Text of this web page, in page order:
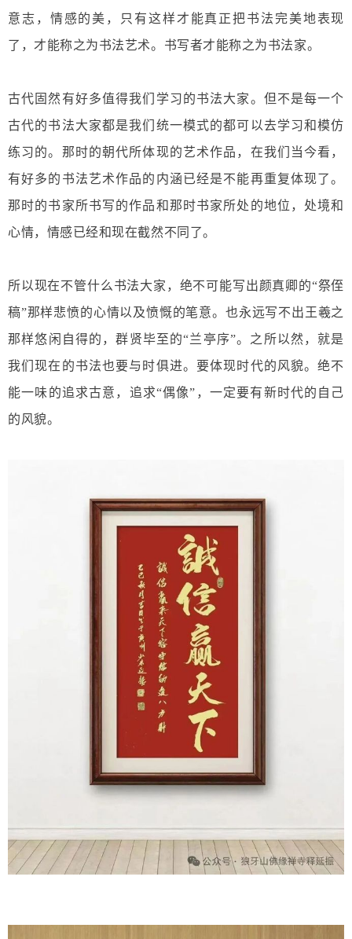
意志，情感的美，只有这样才能真正把书法完美地表现
了，才能称之为书法艺术。书写者才能称之为书法家。
古代固然有好多值得我们学习的书法大家。但不是每一个
古代的书法大家都是我们统一模式的都可以去学习和模仿
练习的。那时的朝代所体现的艺术作品，在我们当今看，
有好多的书法艺术作品的内涵已经是不能再重复体现了。
那时的书家所书写的作品和那时书家所处的地位，处境和
心情，情感已经和现在截然不同了。
所以现在不管什么书法大家，绝不可能写出颜真卿的“祭侄
稿”那样悲愤的心情以及愤慨的笔意。也永远写不出王羲之
那样悠闲自得的，群贤毕至的“兰亭序”。之所以然，就是
我们现在的书法也要与时俱进。要体现时代的风貌。绝不
能一味的追求古意，追求“偶像”，一定要有新时代的自己
的风貌。